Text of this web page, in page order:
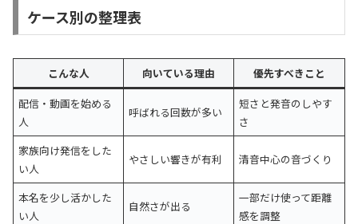
ケース別の整理表
こんな人 向いている理由
優先すべきこと
配信・動画を始める
人
呼ばれる回数が多い
短さと発音のしやす
さ
家族向け発信をした
い人
やさしい響きが有利 清音中心の音づくり
本名を少し活かした
い人
自然さが出る
一部だけ使って距離
感を調整